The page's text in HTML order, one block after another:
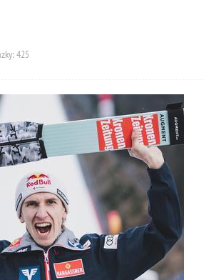
425